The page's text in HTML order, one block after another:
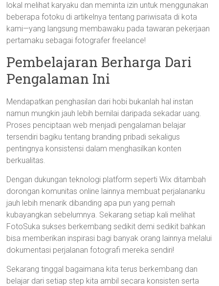
lokal melihat karyaku dan meminta izin untuk menggunakan
beberapa fotoku di artikelnya tentang pariwisata di kota
kami—yang langsung membawaku pada tawaran pekerjaan
pertamaku sebagai fotografer freelance!
Pembelajaran Berharga Dari
Pengalaman Ini
Mendapatkan penghasilan dari hobi bukanlah hal instan
namun mungkin jauh lebih bernilai daripada sekadar uang.
Proses penciptaan web menjadi pengalaman belajar
tersendiri bagiku tentang branding pribadi sekaligus
pentingnya konsistensi dalam menghasilkan konten
berkualitas.
Dengan dukungan teknologi platform seperti Wix ditambah
dorongan komunitas online lainnya membuat perjalananku
jauh lebih menarik dibanding apa pun yang pernah
kubayangkan sebelumnya. Sekarang setiap kali melihat
FotoSuka sukses berkembang sedikit demi sedikit bahkan
bisa memberikan inspirasi bagi banyak orang lainnya melalui
dokumentasi perjalanan fotografi mereka sendiri!
Sekarang tinggal bagaimana kita terus berkembang dan
belajar dari setiap step kita ambil secara konsisten serta